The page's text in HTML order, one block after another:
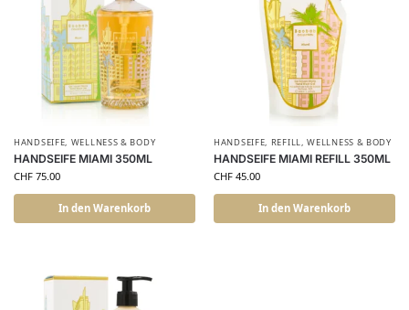
HANDSEIFE, WELLNESS & BODY
HANDSEIFE MIAMI 350ML
CHF 75.00
In den Warenkorb
HANDSEIFE, REFILL,WELLNESS & BODY
HANDSEIFE MIAMI REFILL 350ML
CHF 45.00
In den Warenkorb